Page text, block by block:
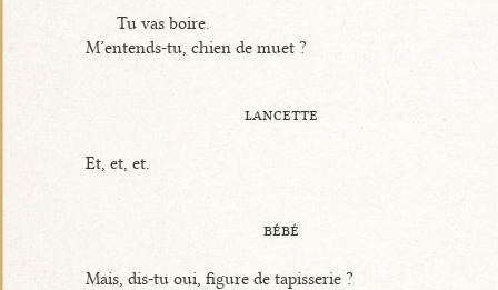
Tu vas boire.
M’entends-tu, chien de muet ?
lancette
Et, et, et.
bébé
Mais, dis-tu oui, figure de tapisserie ?